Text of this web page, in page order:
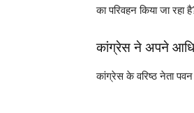
का परिवहन किया जा रहा
कांग्रेस ने अपने
कांग्रेस के वरिष्ठ नेता पवन